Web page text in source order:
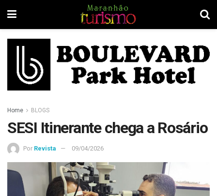
Home BLOGS
SESI Itinerante chega a Rosário
Por Revista 09/04/2026